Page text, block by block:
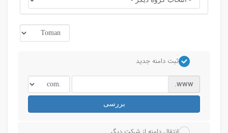
ثبت دامنه جدید
www.
بررسی